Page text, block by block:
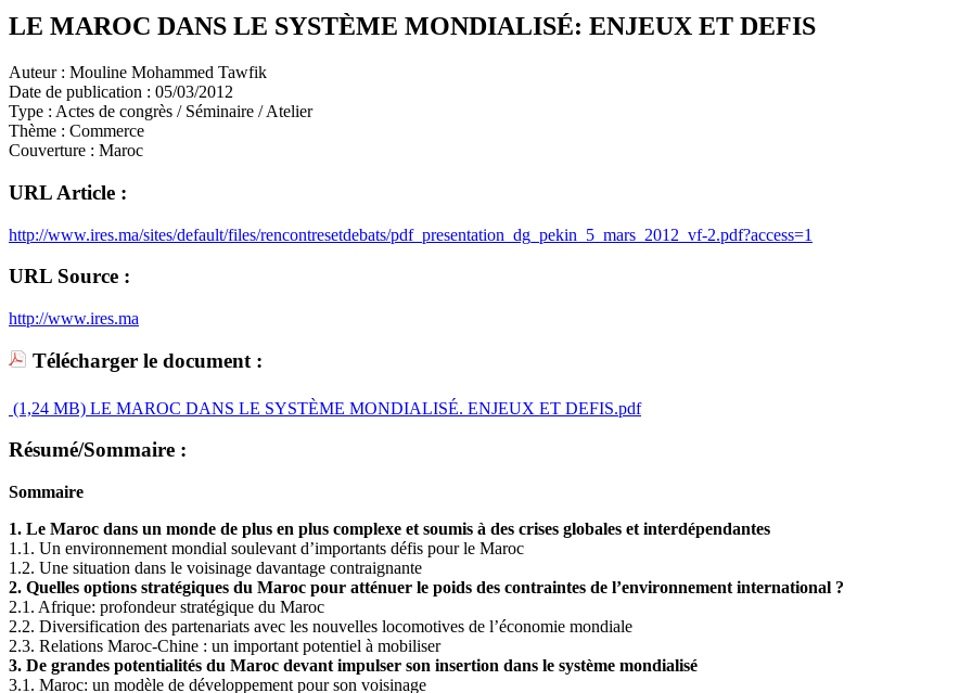
LE MAROC DANS LE SYSTÈME MONDIALISÉ: ENJEUX ET DEFIS
Auteur : Mouline Mohammed Tawfik
Date de publication : 05/03/2012
Type : Actes de congrès / Séminaire / Atelier
Thème : Commerce
Couverture : Maroc
URL Article :
http://www.ires.ma/sites/default/files/rencontresetdebats/pdf_presentation_dg_pekin_5_mars_2012_vf-2.pdf?access=1
URL Source :
http://www.ires.ma
Télécharger le document :
(1,24 MB) LE MAROC DANS LE SYSTÈME MONDIALISÉ. ENJEUX ET DEFIS.pdf
Résumé/Sommaire :
Sommaire
1. Le Maroc dans un monde de plus en plus complexe et soumis à des crises globales et interdépendantes
1.1. Un environnement mondial soulevant d’importants défis pour le Maroc
1.2. Une situation dans le voisinage davantage contraignante
2. Quelles options stratégiques du Maroc pour atténuer le poids des contraintes de l’environnement international ?
2.1. Afrique: profondeur stratégique du Maroc
2.2. Diversification des partenariats avec les nouvelles locomotives de l’économie mondiale
2.3. Relations Maroc-Chine : un important potentiel à mobiliser
3. De grandes potentialités du Maroc devant impulser son insertion dans le système mondialisé
3.1. Maroc: un modèle de développement pour son voisinage